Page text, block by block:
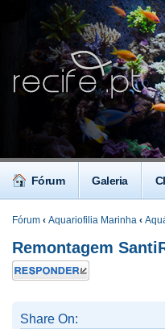
Fórum Galeria
Fórum ‹ Aquariofilia Marinha ‹
Remontagem
Responder
Share On: